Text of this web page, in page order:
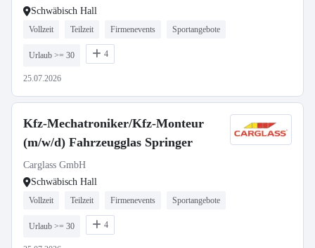
Schwäbisch Hall
Vollzeit Teilzeit Firmenevents Sportangebote
Urlaub >= 30 4
25.07.2026
Kfz-Mechatroniker/Kfz-Monteur
(m/w/d) Fahrzeugglas Springer
Carglass GmbH
Schwäbisch Hall
Vollzeit Teilzeit Firmenevents Sportangebote
Urlaub >= 30 4